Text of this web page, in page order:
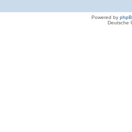
Powered by
Deutsche